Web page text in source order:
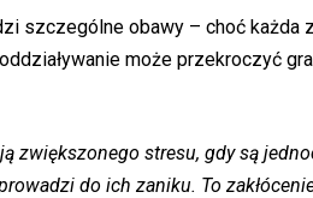
szczególne obawy – choć każda
może przekroczyć
zwiększonego stresu, gdy są
do ich zaniku. To